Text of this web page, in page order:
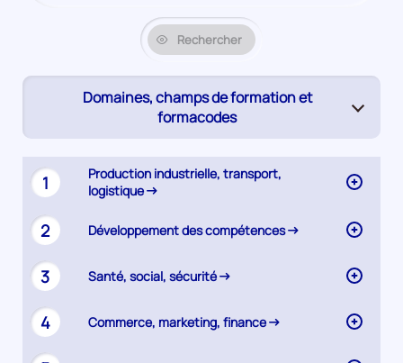
Rechercher
Domaines, champs de formation et
formacodes
(page
1
Production industrielle, transport,
logistique
2 Développement des compétences
3 Santé, social, sécurité
4 Commerce, marketing, finance